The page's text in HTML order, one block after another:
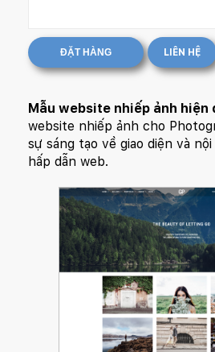
ĐẶT HÀNG LIÊN HỆ
Mẫu website nhiếp ảnh hiện
website nhiếp ảnh cho
sự sáng tạo về giao diện và
hấp dẫn web.